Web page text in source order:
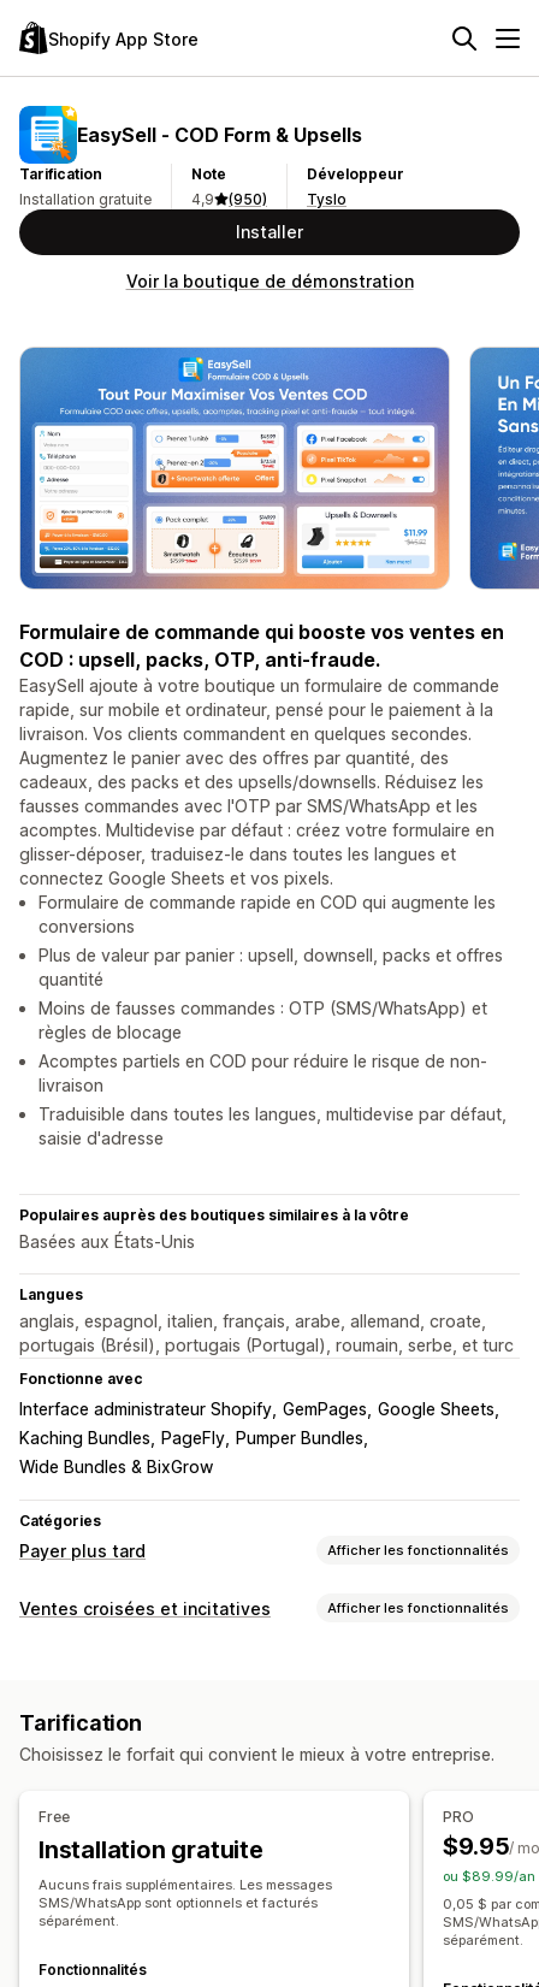
Shopify App Store
EasySell ‑ COD Form & Upsells
Tarification
Installation gratuite
Note
4,9
(950)
Développeur
Tyslo
Installer
Voir la boutique de démonstration
Formulaire de commande qui booste vos ventes en
COD : upsell, packs, OTP, anti-fraude.
EasySell ajoute à votre boutique un formulaire de commande
rapide, sur mobile et ordinateur, pensé pour le paiement à la
livraison. Vos clients commandent en quelques secondes.
Augmentez le panier avec des offres par quantité, des
cadeaux, des packs et des upsells/downsells. Réduisez les
fausses commandes avec l'OTP par SMS/WhatsApp et les
acomptes. Multidevise par défaut : créez votre formulaire en
glisser-déposer, traduisez-le dans toutes les langues et
connectez Google Sheets et vos pixels.
Formulaire de commande rapide en COD qui augmente les
conversions
Plus de valeur par panier : upsell, downsell, packs et offres
quantité
Moins de fausses commandes : OTP (SMS/WhatsApp) et
règles de blocage
Acomptes partiels en COD pour réduire le risque de non-
livraison
Traduisible dans toutes les langues, multidevise par défaut,
saisie d'adresse
Populaires auprès des boutiques similaires à la vôtre
Basées aux États-Unis
Langues
anglais, espagnol, italien, français, arabe, allemand, croate,
portugais (Brésil), portugais (Portugal), roumain, serbe, et turc
Fonctionne avec
Interface administrateur Shopify GemPages Google Sheets
Kaching Bundles
PageFly
Pumper Bundles
Wide Bundles & BixGrow
Catégories
Payer plus tard Afficher les fonctionnalités
Gestion des paiements à la livraison
Confirmation par téléphone
Exportation de commande
Personnalisation du formulaire
Éditeur avec fonction de glisser-déposer
Boutons personnalisés
Mises en page personnalisées
Messages personnalisés
Formulaires intégrés
Options d’expédition
Ventes croisées et incitatives Afficher les fonctionnalités
Page de produit vente incitative
Pages de remerciement vente incitative
Pop-ups
Éditeur avec fonction de glisser-déposer
Devises multiples Multilingue
Offres et recommandations
Protection de l’expédition
Tarification
Choisissez le forfait qui convient le mieux à votre entreprise.
Free
Installation gratuite
Aucuns frais supplémentaires. Les messages
SMS/WhatsApp sont optionnels et facturés
séparément.
Fonctionnalités
PRO
$9.95/
ou $89.99/an
0,05 $ par
SMS/
séparément.